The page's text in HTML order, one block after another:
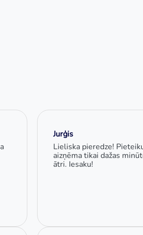
Jurģis
Lieliska pieredze!
aizņēma tikai dažas
ātri. Iesaku!